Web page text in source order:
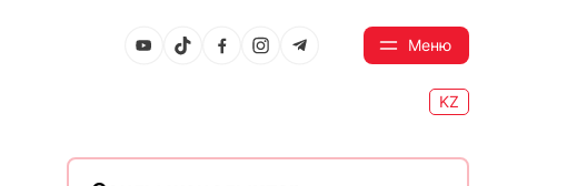
Меню
KZ